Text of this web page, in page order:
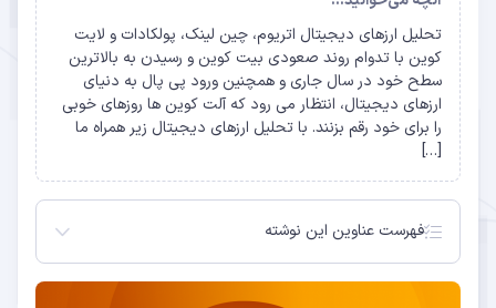
تحلیل ارزهای دیجیتال اتریوم، چین لینک، پولکادات و لایت
کوین با تدوام روند صعودی بیت کوین و رسیدن به بالاترین
سطح خود در سال جاری و همچنین ورود پی پال به دنیای
ارزهای دیجیتال، انتظار می رود که آلت کوین ها روزهای خوبی
را برای خود رقم بزنند. با تحلیل ارزهای دیجیتال زیر همراه ما
[…]
فهرست عناوین این نوشته